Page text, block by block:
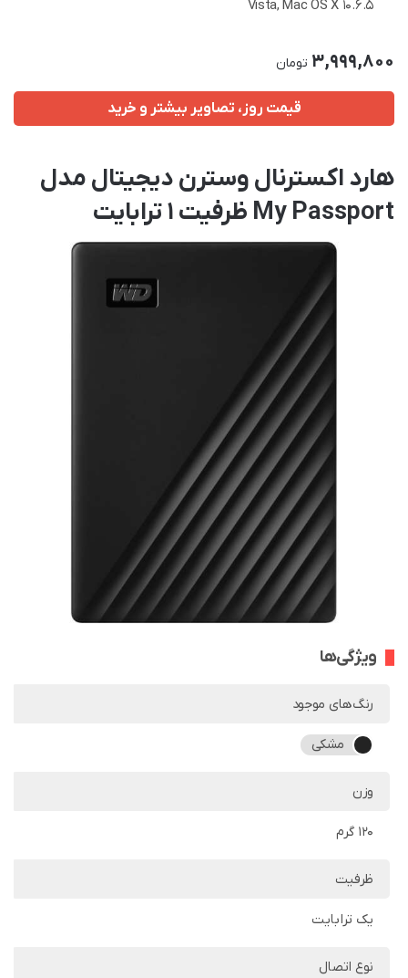
Vista, Mac OS X 10.6.5
3,999,800 تومان
قیمت روز، تصاویر بیشتر و خرید
هارد اکسترنال وسترن دیجیتال مدل
My Passport ظرفیت 1 ترابایت
ویژگی‌ها
رنگ‌های موجود
مشکی
وزن
120 گرم
ظرفیت
یک ترابایت
نوع اتصال